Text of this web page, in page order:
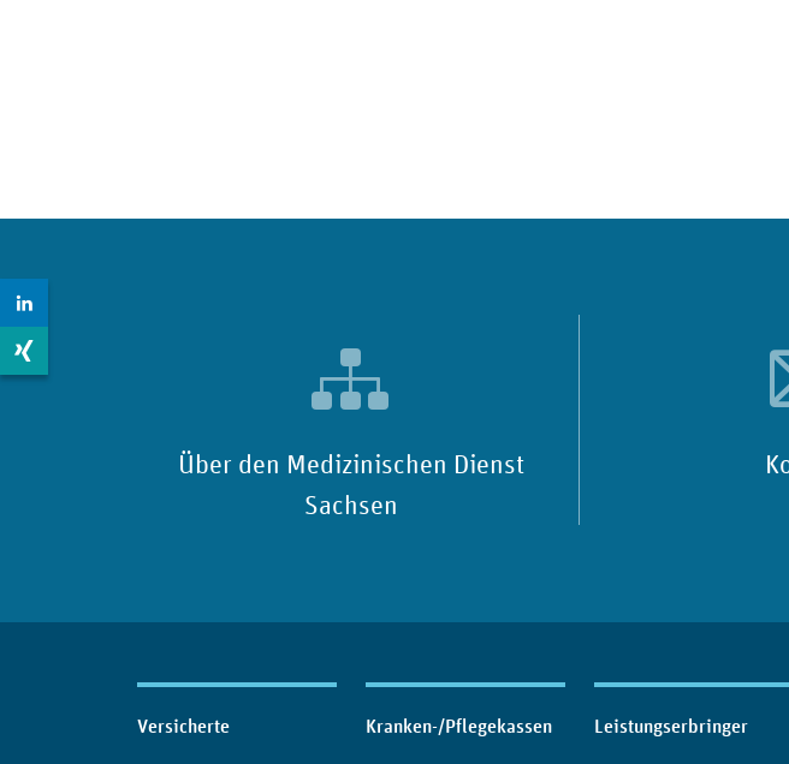
Zur Xing Seite: https://www.xing.com/pages/medizinischer-dienst-sachsen
Über den Medizinischen Dienst
Sachsen
Inhaltsübersicht
Versicherte Kranken-/Pflegekassen Leistungserbringer